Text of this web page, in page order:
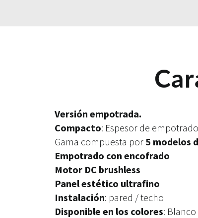
Versión empotrada.
Compacto: Espesor de
Gama compuesta por 5 modelos
Empotrado con encofrado
Motor DC brushless
Panel estético ultrafino
Instalación: pared / techo
Disponible en los colores: Blanco